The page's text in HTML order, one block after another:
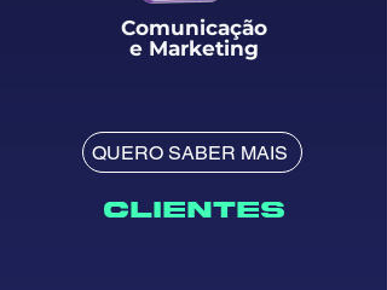
Comunicação
e Marketing
QUERO SABER MAIS
clientes